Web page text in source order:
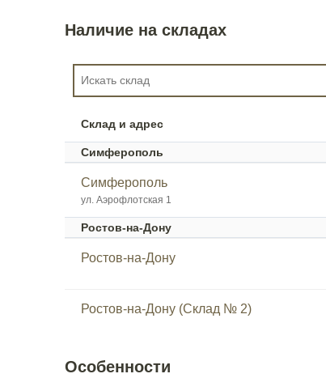
Наличие на складах
Склад и адрес
Симферополь
Симферополь
ул. Аэрофлотская 1
Ростов-на-Дону
Ростов-на-Дону
Ростов-на-Дону (Склад № 2)
Особенности